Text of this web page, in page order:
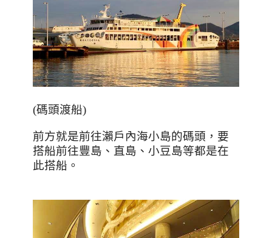
(碼頭渡船)
前方就是前往瀨戶內海小島的碼頭，要
搭船前往豐島、直島、小豆島等都是在
此搭船。